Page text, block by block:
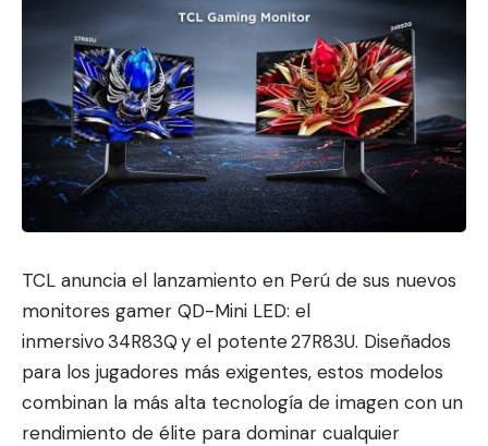
TCL anuncia el lanzamiento en Perú de sus nuevos
monitores gamer QD-Mini LED: el
inmersivo 34R83Q y el potente 27R83U. Diseñados
para los jugadores más exigentes, estos modelos
combinan la más alta tecnología de imagen con un
rendimiento de élite para dominar cualquier